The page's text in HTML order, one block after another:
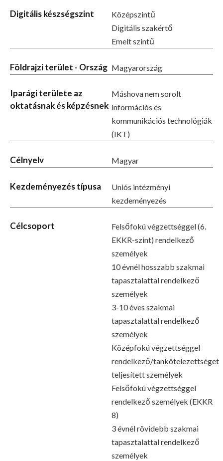
Digitális készségszint
Középszintű
Digitális szakértő
Emelt szintű
Földrajzi terület - Ország Magyarország
Iparági területe az
oktatásnak és képzésnek
Máshova nem sorolt
információs és
kommunikációs technológiák
(IKT)
Célnyelv Magyar
Kezdeményezés típusa
Uniós intézményi
kezdeményezés
Célcsoport
Felsőfokú végzettséggel (6.
EKKR-szint) rendelkező
személyek
10 évnél hosszabb szakmai
tapasztalattal rendelkező
személyek
3-10 éves szakmai
tapasztalattal rendelkező
személyek
Középfokú végzettséggel
rendelkező/tankötelezettséget
teljesített személyek
Felsőfokú végzettséggel
rendelkező személyek (EKKR
8)
3 évnél rövidebb szakmai
tapasztalattal rendelkező
személyek